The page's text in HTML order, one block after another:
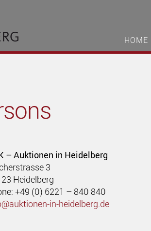
HOME
– Auktionen in Heidelberg
3
Heidelberg
+49 (0) 6221 – 840 840
in-heidelberg.de